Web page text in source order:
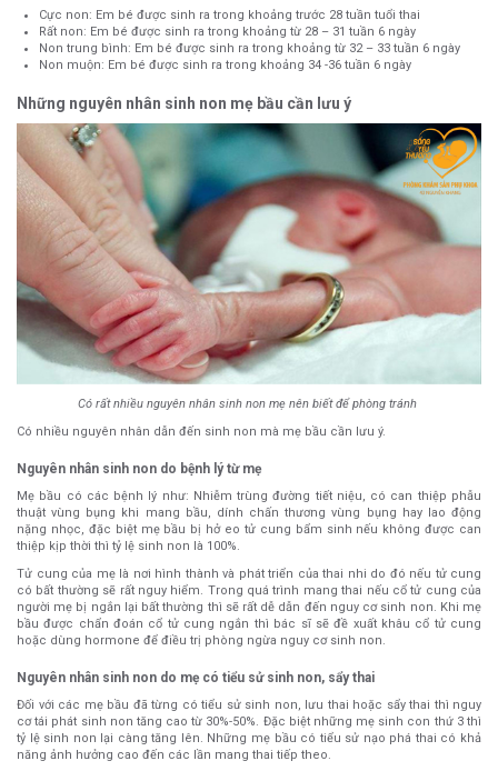
Cực non: Em bé được sinh ra trong khoảng trước 28 tuần tuổi thai
Rất non: Em bé được sinh ra trong khoảng từ 28 – 31 tuần 6 ngày
Non trung bình: Em bé được sinh ra trong khoảng từ 32 – 33 tuần 6 ngày
Non muộn: Em bé được sinh ra trong khoảng 34 -36 tuần 6 ngày
Những nguyên nhân sinh non mẹ bầu cần lưu ý
Có rất nhiều nguyên nhân sinh non mẹ nên biết để phòng tránh
Có nhiều nguyên nhân dẫn đến sinh non mà mẹ bầu cần lưu ý.
Nguyên nhân sinh non do bệnh lý từ mẹ
Mẹ bầu có các bệnh lý như: Nhiễm trùng đường tiết niệu, có can thiệp phẫu
thuật vùng bụng khi mang bầu, dính chấn thương vùng bụng hay lao động
nặng nhọc, đặc biệt mẹ bầu bị hở eo tử cung bẩm sinh nếu không được can
thiệp kịp thời thì tỷ lệ sinh non là 100%.
Tử cung của mẹ là nơi hình thành và phát triển của thai nhi do đó nếu tử cung
có bất thường sẽ rất nguy hiểm. Trong quá trình mang thai nếu cổ tử cung của
người mẹ bị ngắn lại bất thường thì sẽ rất dễ dẫn đến nguy cơ sinh non. Khi mẹ
bầu được chẩn đoán cổ tử cung ngắn thì bác sĩ sẽ đề xuất khâu cổ tử cung
hoặc dùng hormone để điều trị phòng ngừa nguy cơ sinh non.
Nguyên nhân sinh non do mẹ có tiểu sử sinh non, sẩy thai
Đối với các mẹ bầu đã từng có tiểu sử sinh non, lưu thai hoặc sẩy thai thì nguy
cơ tái phát sinh non tăng cao từ 30%-50%. Đặc biệt những mẹ sinh con thứ 3 thì
tỷ lệ sinh non lại càng tăng lên. Những mẹ bầu có tiểu sử nạo phá thai có khả
năng ảnh hưởng cao đến các lần mang thai tiếp theo.